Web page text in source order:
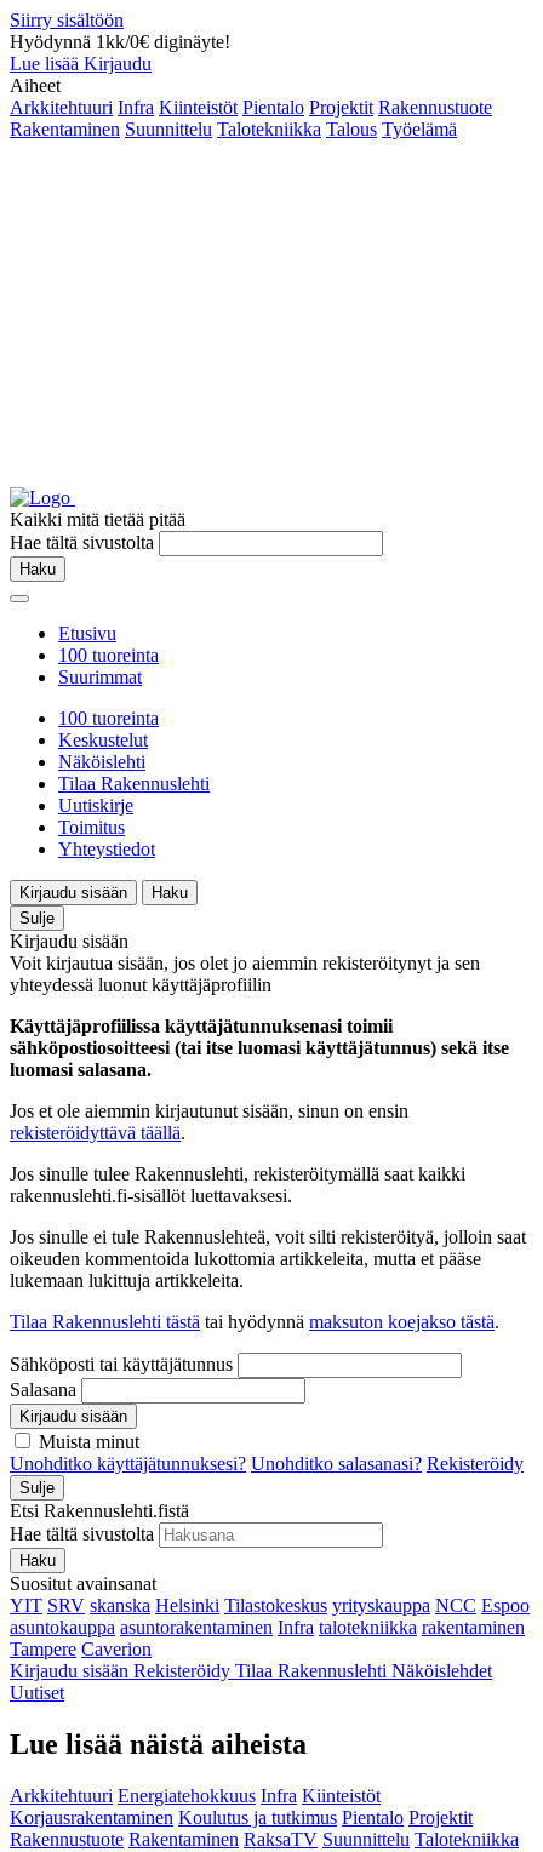
Siirry sisältöön
Hyödynnä 1kk/0€ diginäyte!
Lue lisää Kirjaudu
Aiheet
Arkkitehtuuri Infra Kiinteistöt Pientalo Projektit Rakennustuote
Rakentaminen Suunnittelu Talotekniikka Talous Työelämä
Kaikki mitä tietää pitää
Hae tältä sivustolta
Haku
Etusivu
100 tuoreinta
Suurimmat
100 tuoreinta
Keskustelut
Näköislehti
Tilaa Rakennuslehti
Uutiskirje
Toimitus
Yhteystiedot
Kirjaudu sisään
Haku
Sulje
Kirjaudu sisään
Voit kirjautua sisään, jos olet jo aiemmin rekisteröitynyt ja sen
yhteydessä luonut käyttäjäprofiilin
Käyttäjäprofiilissa käyttäjätunnuksenasi toimii
sähköpostiosoitteesi (tai itse luomasi käyttäjätunnus) sekä itse
luomasi salasana.
Jos et ole aiemmin kirjautunut sisään, sinun on ensin
rekisteröidyttävä täällä.
Jos sinulle tulee Rakennuslehti, rekisteröitymällä saat kaikki
rakennuslehti.fi-sisällöt luettavaksesi.
Jos sinulle ei tule Rakennuslehteä, voit silti rekisteröityä, jolloin saat
oikeuden kommentoida lukottomia artikkeleita, mutta et pääse
lukemaan lukittuja artikkeleita.
Tilaa Rakennuslehti tästä tai hyödynnä maksuton koejakso tästä.
Sähköposti tai käyttäjätunnus
Salasana
Kirjaudu sisään
Muista minut
Unohditko käyttäjätunnuksesi? Unohditko salasanasi? Rekisteröidy
Sulje
Etsi Rakennuslehti.fistä
Hae tältä sivustolta
Haku
Suositut avainsanat
YIT SRV skanska Helsinki Tilastokeskus yrityskauppa NCC Espoo
asuntokauppa asuntorakentaminen Infra talotekniikka rakentaminen
Tampere Caverion
Kirjaudu sisään Rekisteröidy Tilaa Rakennuslehti Näköislehdet
Uutiset
Lue lisää näistä aiheista
Arkkitehtuuri Energiatehokkuus Infra Kiinteistöt
Korjausrakentaminen Koulutus ja tutkimus Pientalo Projektit
Rakennustuote Rakentaminen RaksaTV Suunnittelu Talotekniikka